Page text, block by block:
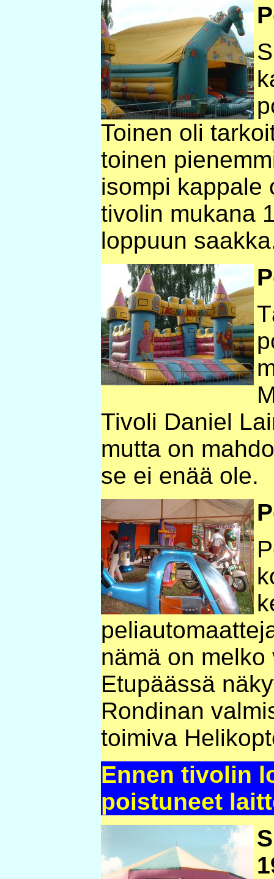
Toinen oli
toinen
isompi kappale
tivolin mukana
loppuun
Tivoli Daniel
mutta on
se ei enää ole.
nämä on
Etupäässä
Rondinan
toimiva
Ennen tivolin
poistuneet